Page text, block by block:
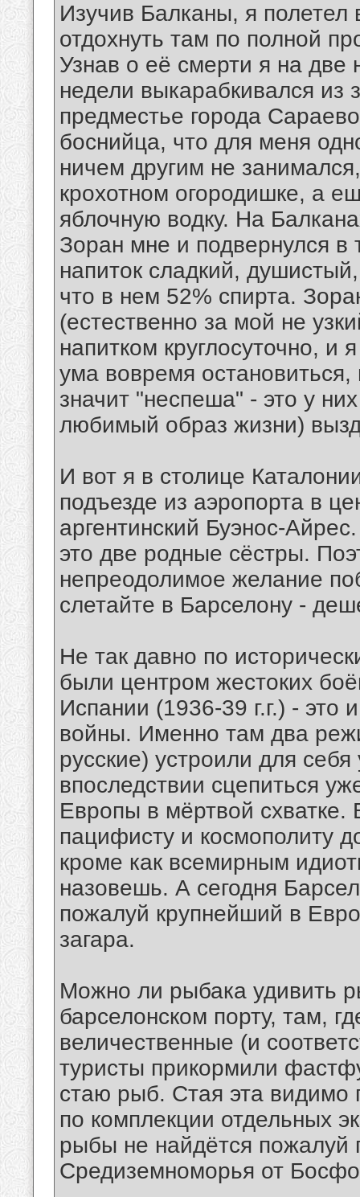
Изучив Балканы, я
отдохнуть там по полной
Узнав о её смерти я на две
недели выкарабкивался
предместье города
боснийца, что для меня
ничем другим не
крохотном огородишке, а
яблочную водку. На
Зоран мне и подвернулся
напиток сладкий,
что в нем 52% спирта.
(естественно за мой не
напитком круглосуточно, и
ума вовремя
значит "неспеша" - это у
любимый образ жизни)
И вот я в столице
подъезде из аэропорта в
аргентинский Буэнос-
это две родные сёстры.
непреодолимое желание
слетайте в Барселону -
Не так давно по
были центром жестоких
Испании (1936-39 г.г.) - это
войны. Именно там два
русские) устроили для
впоследствии сцепиться
Европы в мёртвой
пацифисту и космополиту
кроме как всемирным
назовешь. А сегодня
пожалуй крупнейший в
загара.
Можно ли рыбака удивить
барселонском порту, там,
величественные (и
туристы прикормили
стаю рыб. Стая эта видимо
по комплекции отдельных
рыбы не найдётся пожалуй
Средиземноморья от